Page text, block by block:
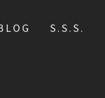
S.S.S.